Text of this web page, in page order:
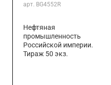
арт. BG4552R
Нефтяная
промышленность
Российской империи.
Тираж 50 экз.